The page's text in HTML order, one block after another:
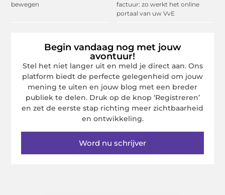
bewegen
factuur: zo werkt het online
portaal van uw VvE
Begin vandaag nog met jouw
avontuur!
Stel het niet langer uit en meld je direct aan. Ons
platform biedt de perfecte gelegenheid om jouw
mening te uiten en jouw blog met een breder
publiek te delen. Druk op de knop ‘Registreren’
en zet de eerste stap richting meer zichtbaarheid
en ontwikkeling.
Word nu schrijver